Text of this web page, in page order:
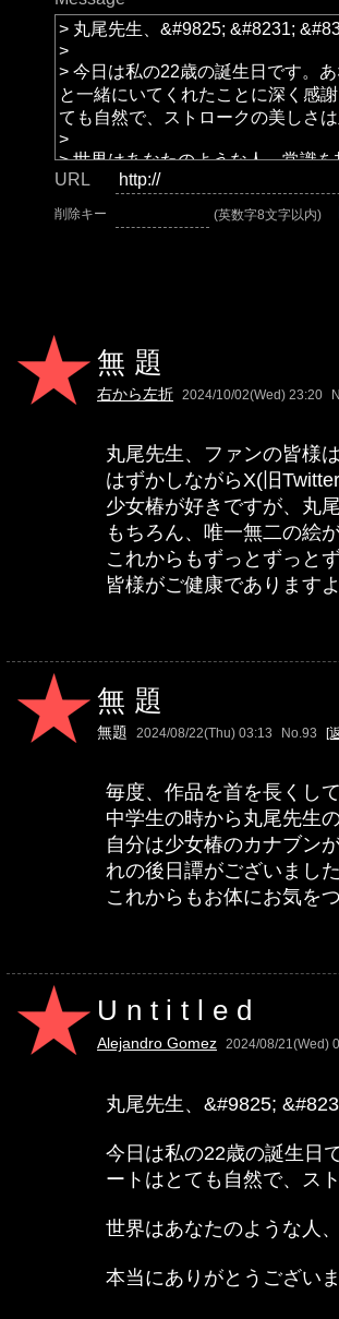
URL
削除キー (英数字8文字以内)
無題
右から左折 2024/10/02(Wed) 23:20
丸尾先生、ファンの皆様
はずかしながらX(旧
少女椿が好きですが、丸
もちろん、唯一無二の絵
これからもずっとずっと
皆様がご健康であります
無題
無題 2024/08/22(Thu) 03:13 No.93 [
毎度、作品を首を長くし
中学生の時から丸尾先生
自分は少女椿のカナブン
れの後日譚がございまし
これからもお体にお気を
Untitled
Alejandro Gomez 2024/08/21(Wed)
丸尾先生、&#9825;
今日は私の22歳の誕生日
ートはとても自然で、ス
世界はあなたのような人
本当にありがとうござい